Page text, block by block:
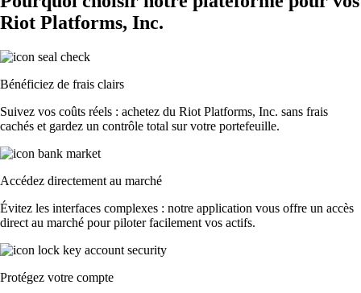
Riot Platforms, Inc.
Bénéficiez de frais clairs
Suivez vos coûts réels : achetez du Riot Platforms, Inc. sans frais
cachés et gardez un contrôle total sur votre portefeuille.
Accédez directement au marché
Évitez les interfaces complexes : notre application vous offre un accès
direct au marché pour piloter facilement vos actifs.
Protégez votre compte